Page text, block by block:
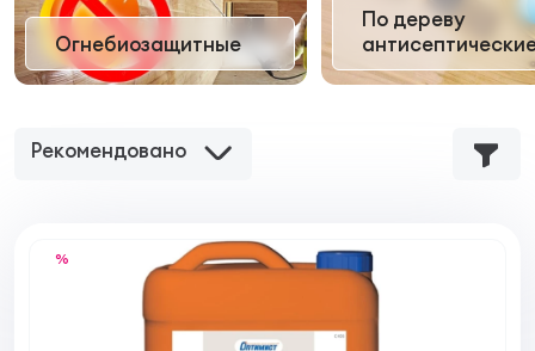
Огнебиозащитные
По дереву
Рекомендовано
%